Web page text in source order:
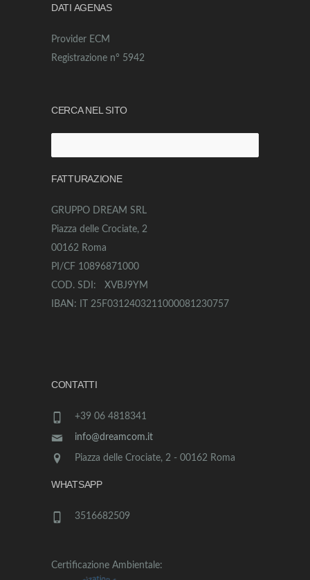
DATI AGENAS
Provider ECM
Registrazione n° 5942
CERCA NEL SITO
per:
FATTURAZIONE
GRUPPO DREAM SRL
Piazza delle Crociate, 2
00162 Roma
PI/CF 10896871000
COD. SDI: XVBJ9YM
IBAN: IT 25F0312403211000081230757
CONTATTI
+39 06 4818341
info@dreamcom.it
Piazza delle Crociate, 2 - 00162 Roma
WHATSAPP
3516682509
Certificazione Ambientale: